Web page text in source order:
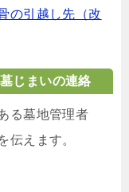
の引越し先（改
じまいの連絡
る墓地管理者
伝えます。